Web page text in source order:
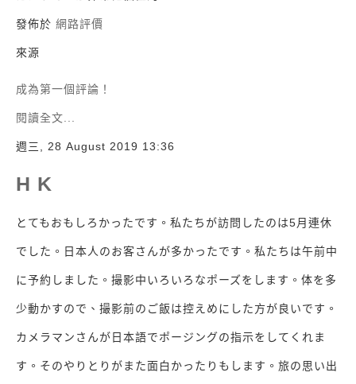
發佈於 網路評價
來源
成為第一個評論！
閱讀全文...
週三, 28 August 2019 13:36
H K
とてもおもしろかったです。私たちが訪問したのは5月連休
でした。日本人のお客さんが多かったです。私たちは午前中
に予約しました。撮影中いろいろなポーズをします。体を多
少動かすので、撮影前のご飯は控えめにした方が良いです。
カメラマンさんが日本語でポージングの指示をしてくれま
す。そのやりとりがまた面白かったりもします。旅の思い出